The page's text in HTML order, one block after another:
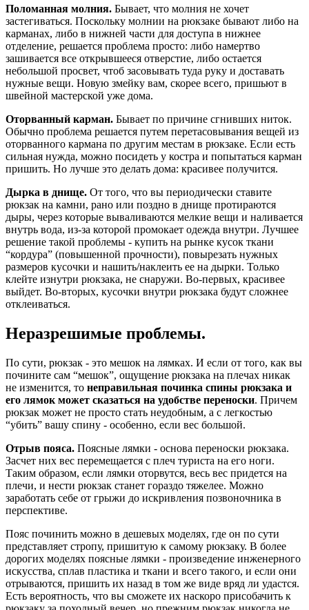
Поломанная молния. Бывает, что молния не хочет
застегиваться. Поскольку молнии на рюкзаке бывают либо на
карманах, либо в нижней части для доступа в нижнее
отделение, решается проблема просто: либо намертво
зашивается все открывшееся отверстие, либо остается
небольшой просвет, чтоб засовывать туда руку и доставать
нужные вещи. Новую змейку вам, скорее всего, пришьют в
швейной мастерской уже дома.
Оторванный карман. Бывает по причине сгнивших ниток.
Обычно проблема решается путем перетасовывания вещей из
оторванного кармана по другим местам в рюкзаке. Если есть
сильная нужда, можно посидеть у костра и попытаться карман
пришить. Но лучше это делать дома: красивее получится.
Дырка в днище. От того, что вы периодически ставите
рюкзак на камни, рано или поздно в днище протираются
дыры, через которые вываливаются мелкие вещи и наливается
внутрь вода, из-за которой промокает одежда внутри. Лучшее
решение такой проблемы - купить на рынке кусок ткани
“кордура” (повышенной прочности), повырезать нужных
размеров кусочки и нашить/наклеить ее на дырки. Только
клейте изнутри рюкзака, не снаружи. Во-первых, красивее
выйдет. Во-вторых, кусочки внутри рюкзака будут сложнее
отклеиваться.
Неразрешимые проблемы.
По сути, рюкзак - это мешок на лямках. И если от того, как вы
почините сам “мешок”, ощущение рюкзака на плечах никак
не изменится, то неправильная починка спины рюкзака и
его лямок может сказаться на удобстве переноски. Причем
рюкзак может не просто стать неудобным, а с легкостью
“убить” вашу спину - особенно, если вес большой.
Отрыв пояса. Поясные лямки - основа переноски рюкзака.
Засчет них вес перемещается с плеч туриста на его ноги.
Таким образом, если лямки оторвутся, весь вес придется на
плечи, и нести рюкзак станет гораздо тяжелее. Можно
заработать себе от грыжи до искривления позвоночника в
перспективе.
Пояс починить можно в дешевых моделях, где он по сути
представляет стропу, пришитую к самому рюкзаку. В более
дорогих моделях поясные лямки - произведение инженерного
искусства, сплав пластика и ткани и всего такого, и если они
отрываются, пришить их назад в том же виде вряд ли удастся.
Есть вероятность, что вы сможете их наскоро присобачить к